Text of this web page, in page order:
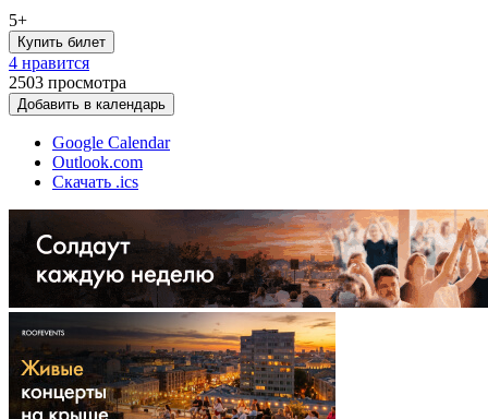
5+
Купить билет
4 нравится
2503 просмотра
Добавить в календарь
Google Calendar
Outlook.com
Скачать .ics